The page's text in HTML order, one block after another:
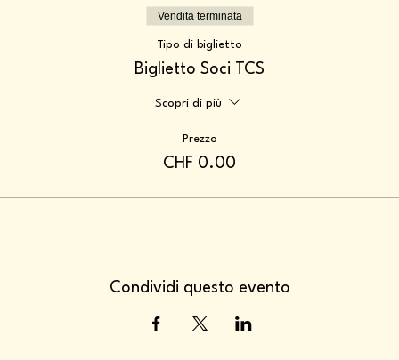
Vendita terminata
Tipo di biglietto
Biglietto Soci TCS
Scopri di più
Prezzo
CHF 0.00
Condividi questo evento